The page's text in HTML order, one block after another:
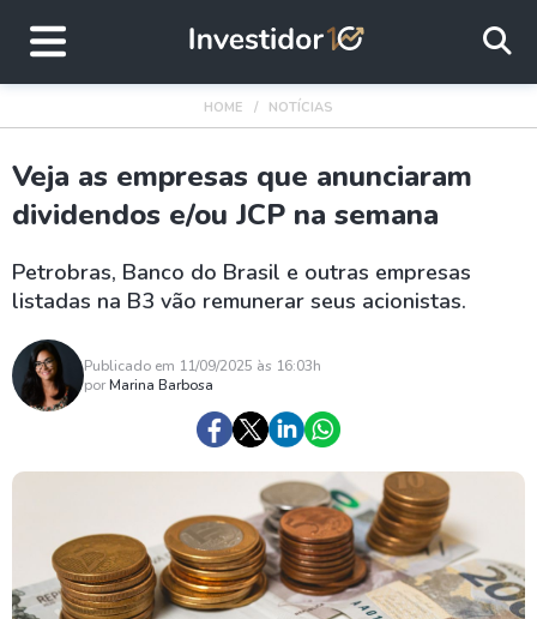
HOME NOTÍCIAS
Veja as empresas que anunciaram
dividendos e/ou JCP na semana
Petrobras, Banco do Brasil e outras empresas
listadas na B3 vão remunerar seus acionistas.
Publicado em 11/09/2025 às 16:03h
porMarina Barbosa